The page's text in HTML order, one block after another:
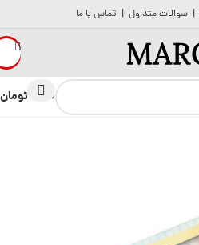
| سوالات متداول | تماس با ما
0 تومان